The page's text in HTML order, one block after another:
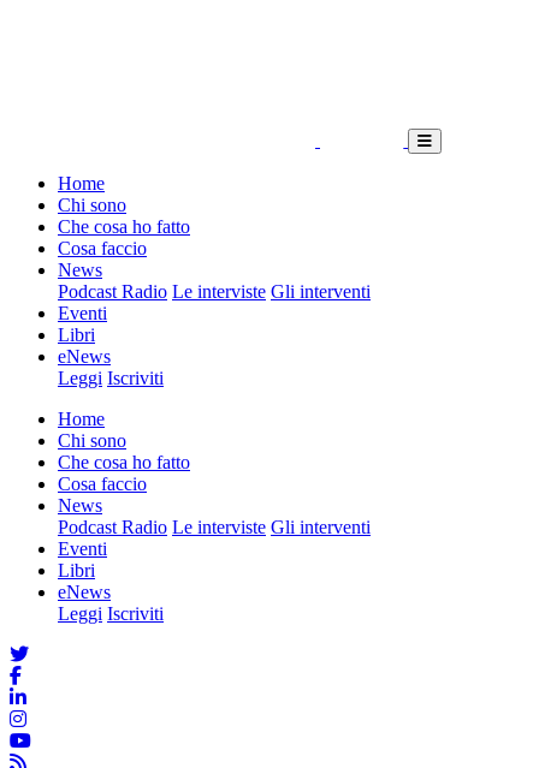
Home
Chi sono
Che cosa ho fatto
Cosa faccio
News
Podcast Radio Le interviste Gli interventi
Eventi
Libri
eNews
Leggi Iscriviti
Home
Chi sono
Che cosa ho fatto
Cosa faccio
News
Podcast Radio Le interviste Gli interventi
Eventi
Libri
eNews
Leggi Iscriviti